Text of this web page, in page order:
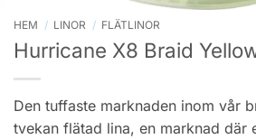
HEM / LINOR / FLÄTLINOR
Hurricane X8 Braid
Den tuffaste marknaden inom vår
tvekan flätad lina, en marknad där